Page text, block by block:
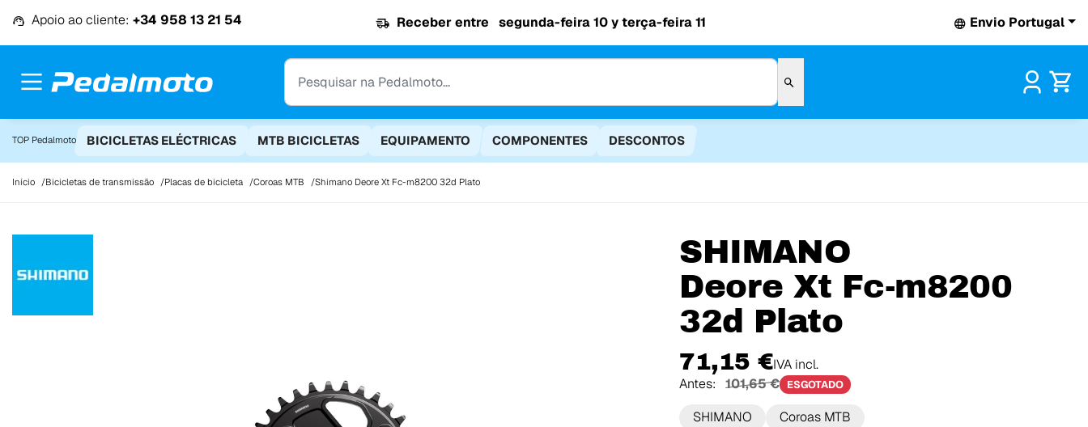
Apoio ao cliente: +34 958 13 21 54 Receber entre segunda-feira 10 y terça-feira 11 Envio Portugal
TOP Pedalmoto BICICLETAS ELÉCTRICAS MTB BICICLETAS EQUIPAMENTO COMPONENTES DESCONTOS
Início Bicicletas de transmissão Placas de bicicleta Coroas MTB Shimano Deore Xt Fc-m8200 32d Plato
SHIMANO
Deore Xt Fc-m8200
32d Plato
71,15 €IVA incl.
Antes:
101,65 € ESGOTADO
SHIMANO Coroas MTB